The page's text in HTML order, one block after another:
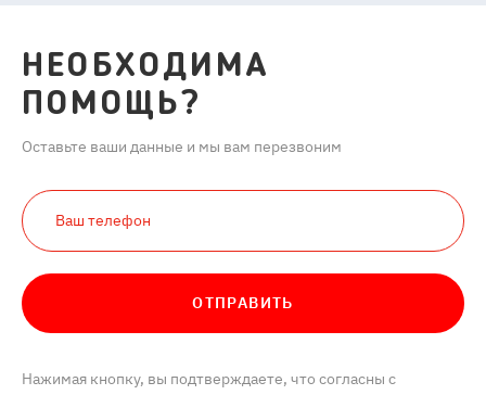
НЕОБХОДИМА
ПОМОЩЬ?
Оставьте ваши данные и мы вам перезвоним
ОТПРАВИТЬ
Нажимая кнопку, вы подтверждаете, что согласны с